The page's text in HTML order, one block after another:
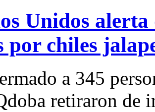
Unidos alerta
por chiles
a 345
retiraron de